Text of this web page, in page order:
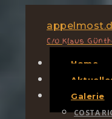
C/o Klaus
Home
Galerie
COSTA